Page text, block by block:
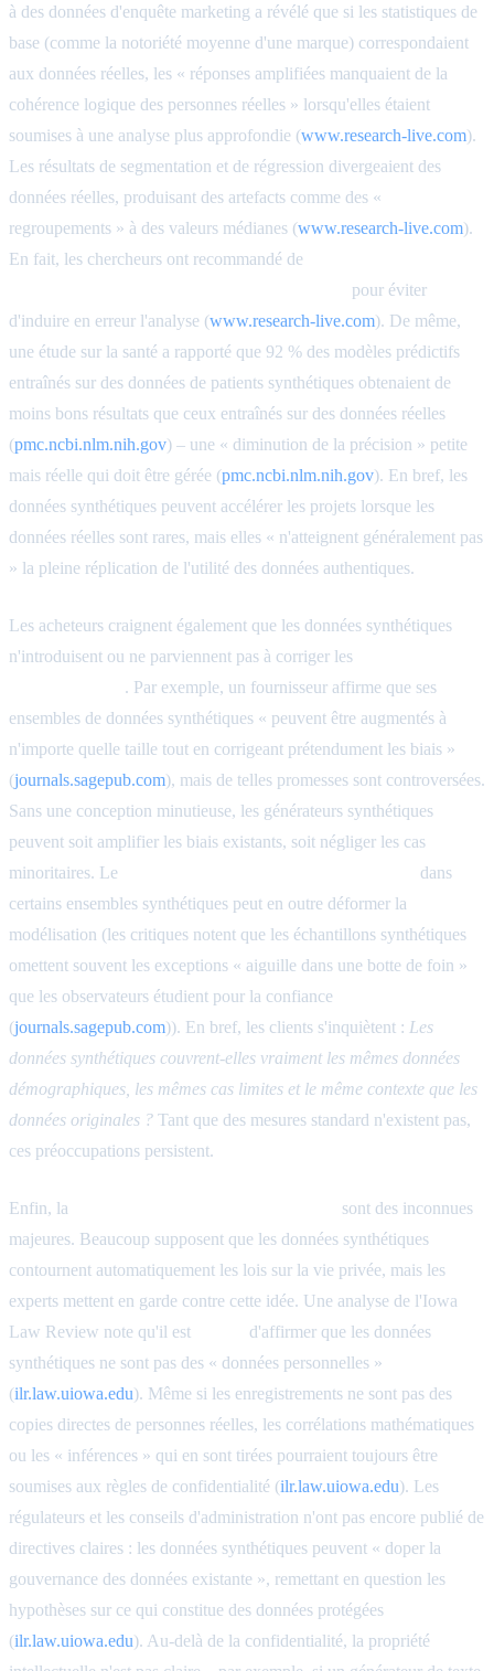
à des données d'enquête marketing a révélé que si les statistiques de
base (comme la notoriété moyenne d'une marque) correspondaient
aux données réelles, les « réponses amplifiées manquaient de la
cohérence logique des personnes réelles » lorsqu'elles étaient
soumises à une analyse plus approfondie (www.research-live.com).
Les résultats de segmentation et de régression divergeaient des
données réelles, produisant des artefacts comme des «
regroupements » à des valeurs médianes (www.research-live.com).
En fait, les chercheurs ont recommandé de
pour éviter
d'induire en erreur l'analyse (www.research-live.com). De même,
une étude sur la santé a rapporté que 92 % des modèles prédictifs
entraînés sur des données de patients synthétiques obtenaient de
moins bons résultats que ceux entraînés sur des données réelles
(pmc.ncbi.nlm.nih.gov) – une « diminution de la précision » petite
mais réelle qui doit être gérée (pmc.ncbi.nlm.nih.gov). En bref, les
données synthétiques peuvent accélérer les projets lorsque les
données réelles sont rares, mais elles « n'atteignent généralement pas
» la pleine réplication de l'utilité des données authentiques.
Les acheteurs craignent également que les données synthétiques
n'introduisent ou ne parviennent pas à corriger les
. Par exemple, un fournisseur affirme que ses
ensembles de données synthétiques « peuvent être augmentés à
n'importe quelle taille tout en corrigeant prétendument les biais »
(journals.sagepub.com), mais de telles promesses sont controversées.
Sans une conception minutieuse, les générateurs synthétiques
peuvent soit amplifier les biais existants, soit négliger les cas
minoritaires. Le
dans
certains ensembles synthétiques peut en outre déformer la
modélisation (les critiques notent que les échantillons synthétiques
omettent souvent les exceptions « aiguille dans une botte de foin »
que les observateurs étudient pour la confiance
(journals.sagepub.com)). En bref, les clients s'inquiètent : Les
données synthétiques couvrent-elles vraiment les mêmes données
démographiques, les mêmes cas limites et le même contexte que les
données originales ? Tant que des mesures standard n'existent pas,
ces préoccupations persistent.
Enfin, la
sont des inconnues
majeures. Beaucoup supposent que les données synthétiques
contournent automatiquement les lois sur la vie privée, mais les
experts mettent en garde contre cette idée. Une analyse de l'Iowa
Law Review note qu'il est
d'affirmer que les données
synthétiques ne sont pas des « données personnelles »
(ilr.law.uiowa.edu). Même si les enregistrements ne sont pas des
copies directes de personnes réelles, les corrélations mathématiques
ou les « inférences » qui en sont tirées pourraient toujours être
soumises aux règles de confidentialité (ilr.law.uiowa.edu). Les
régulateurs et les conseils d'administration n'ont pas encore publié de
directives claires : les données synthétiques peuvent « doper la
gouvernance des données existante », remettant en question les
hypothèses sur ce qui constitue des données protégées
(ilr.law.uiowa.edu). Au-delà de la confidentialité, la propriété